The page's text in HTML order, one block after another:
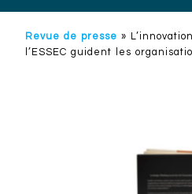
Revue de presse »
l’ESSEC guident les